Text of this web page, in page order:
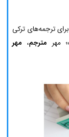
ترجمه‌های ترکی
مهر مترجم، مهر